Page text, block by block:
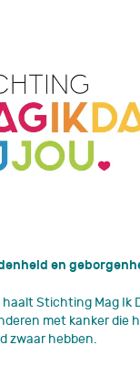
en
Stichting Mag Ik
met kanker die
zwaar hebben.